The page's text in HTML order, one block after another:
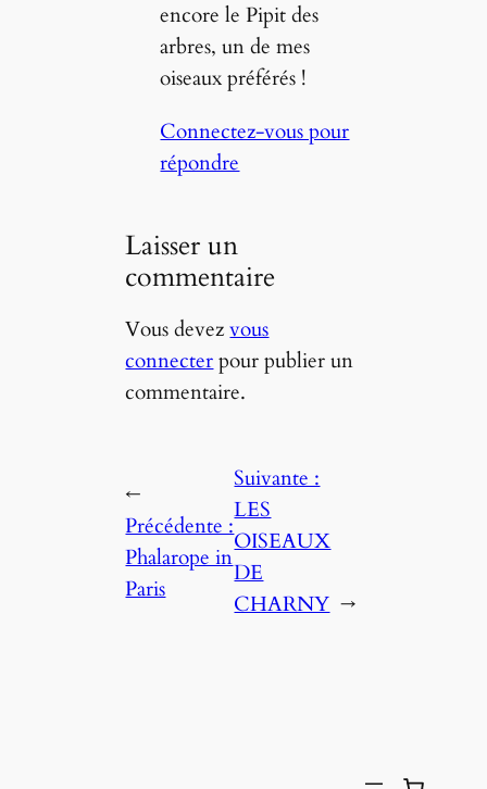
encore le Pipit des
arbres, un de mes
oiseaux préférés !
Connectez-vous pour
répondre
Laisser un
commentaire
Vous devezvous
connecterpour publier un
commentaire.
←
Précédente :
Phalarope in
Paris
Suivante :
LES
OISEAUX
DE
CHARNY →